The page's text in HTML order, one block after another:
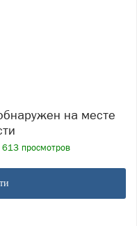
613 просмотров